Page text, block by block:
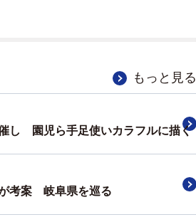
もっと見る
し 園児ら手足使いカラフルに描く
考案 岐阜県を巡る